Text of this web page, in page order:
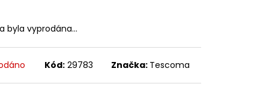
byla vyprodána…
Kód: 29783 Značka: Tescoma